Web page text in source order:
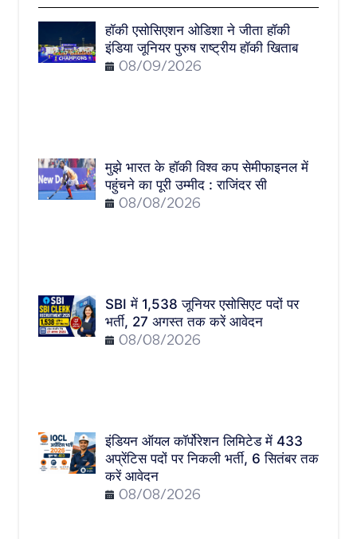
हॉकी एसोसिएशन ओडिशा ने जीता हॉकी
इंडिया जूनियर पुरुष राष्ट्रीय हॉकी खिताब
08/09/2026
मुझे भारत के हॉकी विश्व कप सेमीफाइनल में
पहुंचने का पूरी उम्मीद : राजिंदर सी
08/08/2026
SBI में 1,538 जूनियर एसोसिएट पदों पर
भर्ती, 27 अगस्त तक करें आवेदन
08/08/2026
इंडियन ऑयल कॉर्पोरेशन लिमिटेड में 433
अप्रेंटिस पदों पर निकली भर्ती, 6 सितंबर तक
करें आवेदन
08/08/2026